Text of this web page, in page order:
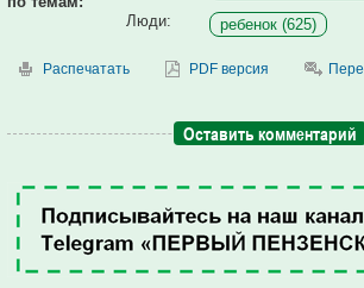
Люди:
ребенок (625)
Распечатать PDF версия
Оставить комментарий